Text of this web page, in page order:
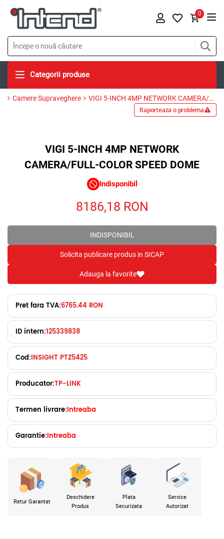
0
Categorii produse
Camere Supraveghere VIGI 5-INCH 4MP NETWORK CAMERA/FULL-COLOR SPEED DOME
Raporteaza o problema
VIGI 5-INCH 4MP NETWORK
CAMERA/FULL-COLOR SPEED DOME
Indisponibil
8186,18 RON
INDISPONIBIL
Solicita publicare produs in SICAP
Adauga la favorite
Pret fara TVA:6765.44 RON
ID intern:125339838
Cod:INSIGHT PTZ5425
Producator:TP-LINK
Termen livrare:Intreaba
Garantie:Intreaba
Retur Garantat
Deschidere
Produs
Plata
Securizata
Service
Autorizat